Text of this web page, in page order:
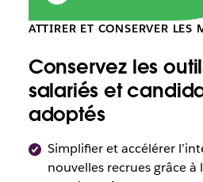
ATTIRER ET CONSERVER LES
Conservez les
salariés et
adoptés
Simplifier et accélérer
nouvelles recrues grâce